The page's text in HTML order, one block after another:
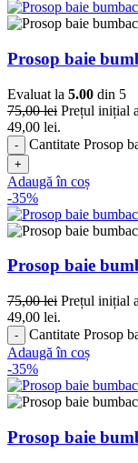
Prosop baie
Evaluat la 5.00 din 5
75,00lei Prețul inițial
49,00 lei.
Cantitate Prosop
Adaugă în coș
-35%
Prosop baie
75,00lei Prețul inițial
49,00 lei.
Cantitate Prosop
Adaugă în coș
-35%
Prosop baie